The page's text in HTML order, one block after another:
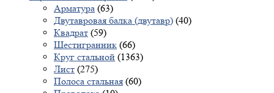
Арматура (63)
Двутавровая балка (двутавр) (40)
Квадрат (59)
Шестигранник (66)
Круг стальной (1363)
Лист (275)
Полоса стальная (60)